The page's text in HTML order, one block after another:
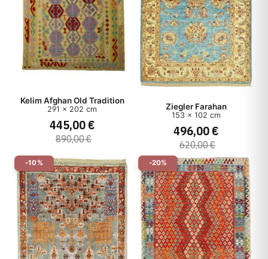
Kelim Afghan Old Tradition
291 x 202 cm
445,00 €
890,00 €
Ziegler Farahan
153 x 102 cm
496,00 €
620,00 €
-10% -20%